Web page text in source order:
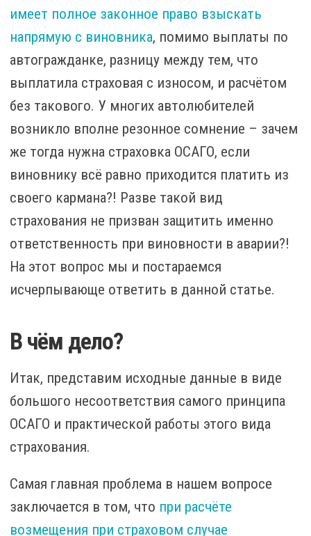
имеет полное законное право взыскать
напрямую с виновника, помимо выплаты по
автогражданке, разницу между тем, что
выплатила страховая с износом, и расчётом
без такового. У многих автолюбителей
возникло вполне резонное сомнение – зачем
же тогда нужна страховка ОСАГО, если
виновнику всё равно приходится платить из
своего кармана?! Разве такой вид
страхования не призван защитить именно
ответственность при виновности в аварии?!
На этот вопрос мы и постараемся
исчерпывающе ответить в данной статье.
В чём дело?
Итак, представим исходные данные в виде
большого несоответствия самого принципа
ОСАГО и практической работы этого вида
страхования.
Самая главная проблема в нашем вопросе
заключается в том, что при расчёте
возмещения при страховом случае